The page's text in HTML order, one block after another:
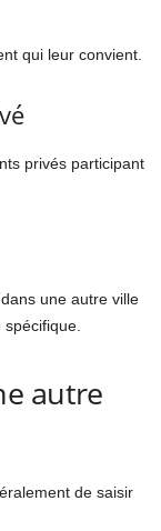
qui leur convient.
privés participant
une autre ville
autre
de saisir